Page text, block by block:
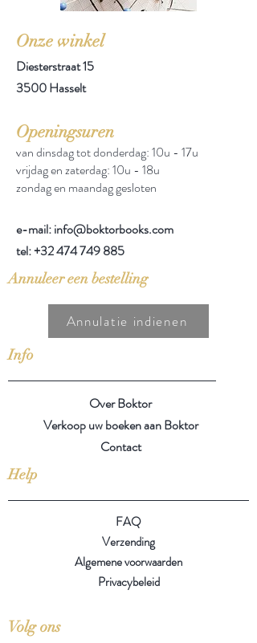
Onze winkel
Diesterstraat 15
3500 Hasselt
Openingsuren
van dinsdag tot donderdag: 10u - 17u
vrijdag en zaterdag: 10u - 18u
zondag en maandag gesloten
e-mail: info@boktorbooks.com
tel:+32 474 749 885
Annuleer een bestelling
Annulatie indienen
Info
Over Boktor
Verkoop uw boeken aan Boktor
Contact
Help
FAQ
Verzending
Algemene voorwaarden
Privacybeleid
Volg ons